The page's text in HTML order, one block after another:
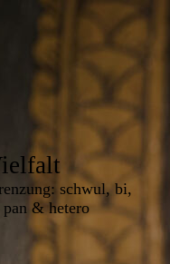
Berlin
schwul, bi,
& hetero